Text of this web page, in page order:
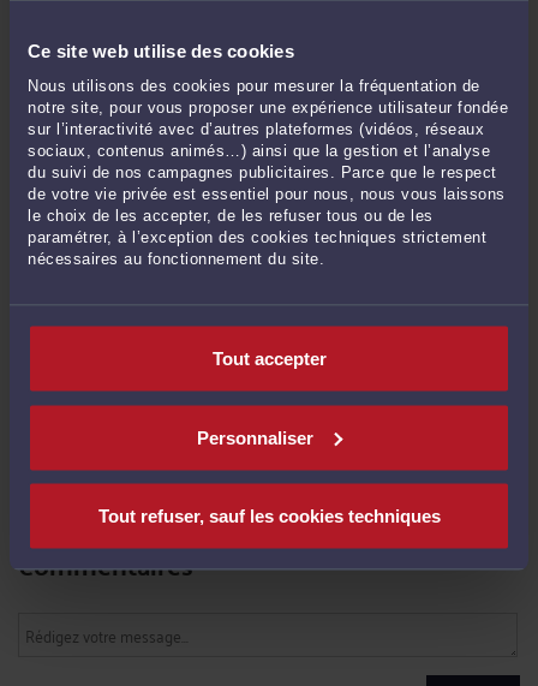
Ce site web utilise des cookies
Nous utilisons des cookies pour mesurer la fréquentation de
notre site, pour vous proposer une expérience utilisateur fondée
sur l’interactivité avec d’autres plateformes (vidéos, réseaux
sociaux, contenus animés…) ainsi que la gestion et l’analyse
du suivi de nos campagnes publicitaires. Parce que le respect
de votre vie privée est essentiel pour nous, nous vous laissons
le choix de les accepter, de les refuser tous ou de les
paramétrer, à l’exception des cookies techniques strictement
nécessaires au fonctionnement du site.
Tout accepter
Personnaliser
Tout refuser, sauf les cookies techniques
cet ajout de la caution n’est pas de nature à modifier le sens
ou la portée de son engagement. Il conduit seulement à
préciser la nature des sommes couvertes par le
cautionnement, sans en modifier la limite.
À noter que, pour les cautionnements souscrits après le 1er
janvier 2022, la récente réforme du droit des sûretés prévoit
que la mention n’a plus à être manuscrite, mais peut être
sous forme électronique, et n’a plus à correspondre à une
formule type prédéterminée par la loi.
Consulter le site internet du cabinet d'avocat ELAYA :
https://elaya-avocat.fr/
Commentaires